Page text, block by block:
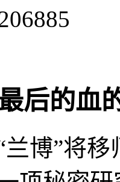
后的血的
兰博”将